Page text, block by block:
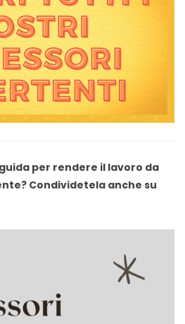
per rendere il lavoro da
Condividetela anche su